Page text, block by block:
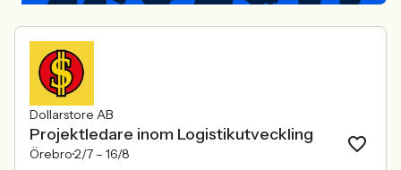
Dollarstore AB
Projektledare inom Logistikutveckling
Örebro2/7 – 16/8